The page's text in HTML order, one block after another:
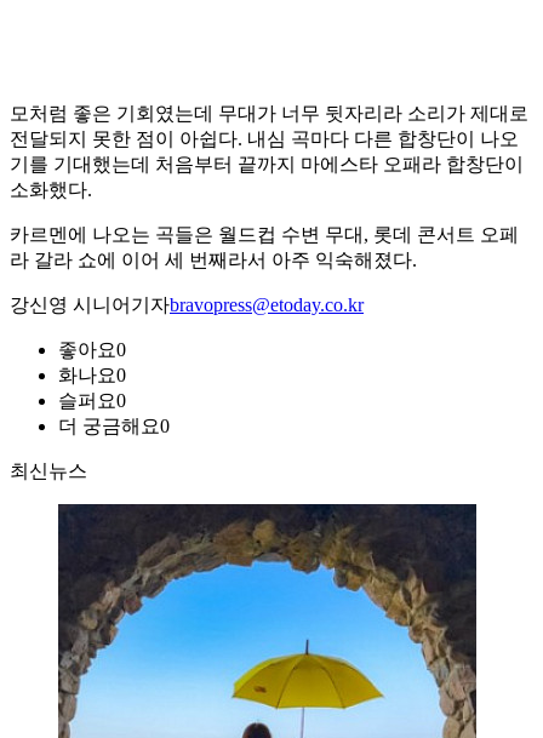
모처럼 좋은 기회였는데 무대가 너무 뒷자리라 소리가 제대로
전달되지 못한 점이 아쉽다. 내심 곡마다 다른 합창단이 나오
기를 기대했는데 처음부터 끝까지 마에스타 오패라 합창단이
소화했다.
카르멘에 나오는 곡들은 월드컵 수변 무대, 롯데 콘서트 오페
라 갈라 쇼에 이어 세 번째라서 아주 익숙해졌다.
강신영 시니어기자bravopress@etoday.co.kr
좋아요0
화나요0
슬퍼요0
더 궁금해요0
최신뉴스